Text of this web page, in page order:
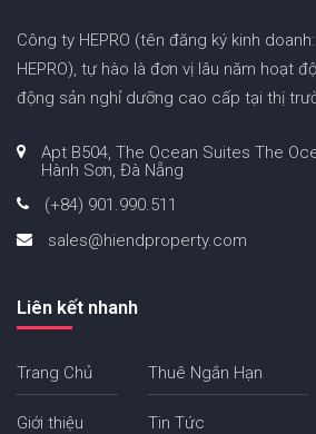
Công ty HEPRO (tên đăng ký kinh
HEPRO), tự hào là đơn vị lâu năm hoạt
động sản nghỉ dưỡng cao cấp tại thị
Apt B504, The Ocean Suites The
Hành Sơn, Đà Nẵng
(+84) 901.990.511
sales@hiendproperty.com
Liên kết nhanh
Trang Chủ
Giới thiệu
Thuê Ngắn Hạn
Tin Tức